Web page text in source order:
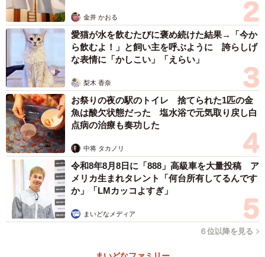
男性が本当にジュースを買いに行こうとしたので「あり
がたいお申し出でしたがジュースは１杯までというお約束
なので、ご遠慮させていただきました。でもお気持ちがと
ても嬉しかったです」と話す、るしこさんにカフェでの様
子を詳しく聞きました。
──ジュースを遠慮したら、男性はどんな反応でしたか？
そうかそうか、かわいいなあとお褒め頂き、去ってゆか
れました。
──去り際もスマートですね。２歳ではさすがに状況がわか
らないと思いますが、息子さんは何か言っていましたか？
金井 かおる
愛猫が水を飲むたびに褒め続けた結果→「今か
ら飲むよ！」と飼い主を呼ぶように 誇らしげ
な表情に「かしこい」「えらい」
梨木 香奈
お祭りの夜の駅のトイレ 捨てられた1匹の金
魚は酸欠状態だった 塩水浴で元気取り戻し白
点病の治療も奏功した
中将 タカノリ
令和8年8月8日に「888」高級車を大量投稿 ア
メリカ生まれタレント「何台所有してるんです
か」「LMカッコよすぎ」
まいどなメディア
６位以降を見る